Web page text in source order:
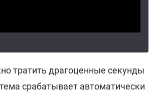
тратить драгоценные секунды
срабатывает автоматически